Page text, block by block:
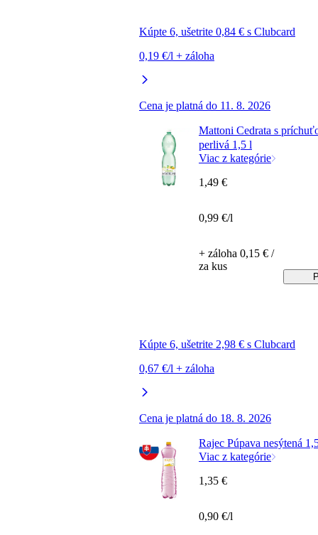
Kúpte 6, ušetrite 0,84 € s Clubcard
0,19 €/l + záloha
Cena je platná do 11. 8. 2026
Mattoni Cedrata s
perlivá 1,5 l
Viac z kategórie
Kúpte 6, ušetrite 2,98 € s Clubcard
0,67 €/l + záloha
Cena je platná do 18. 8. 2026
1,49 €
0,99 €/l
+ záloha 0,15 € /
za kus
Rajec Púpava nesýtená
Viac z kategórie
1,35 €
0,90 €/l